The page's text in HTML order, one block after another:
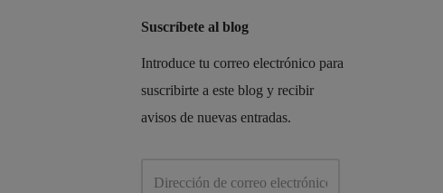
Suscríbete al blog
Introduce tu correo electrónico para
suscribirte a este blog y recibir
avisos de nuevas entradas.